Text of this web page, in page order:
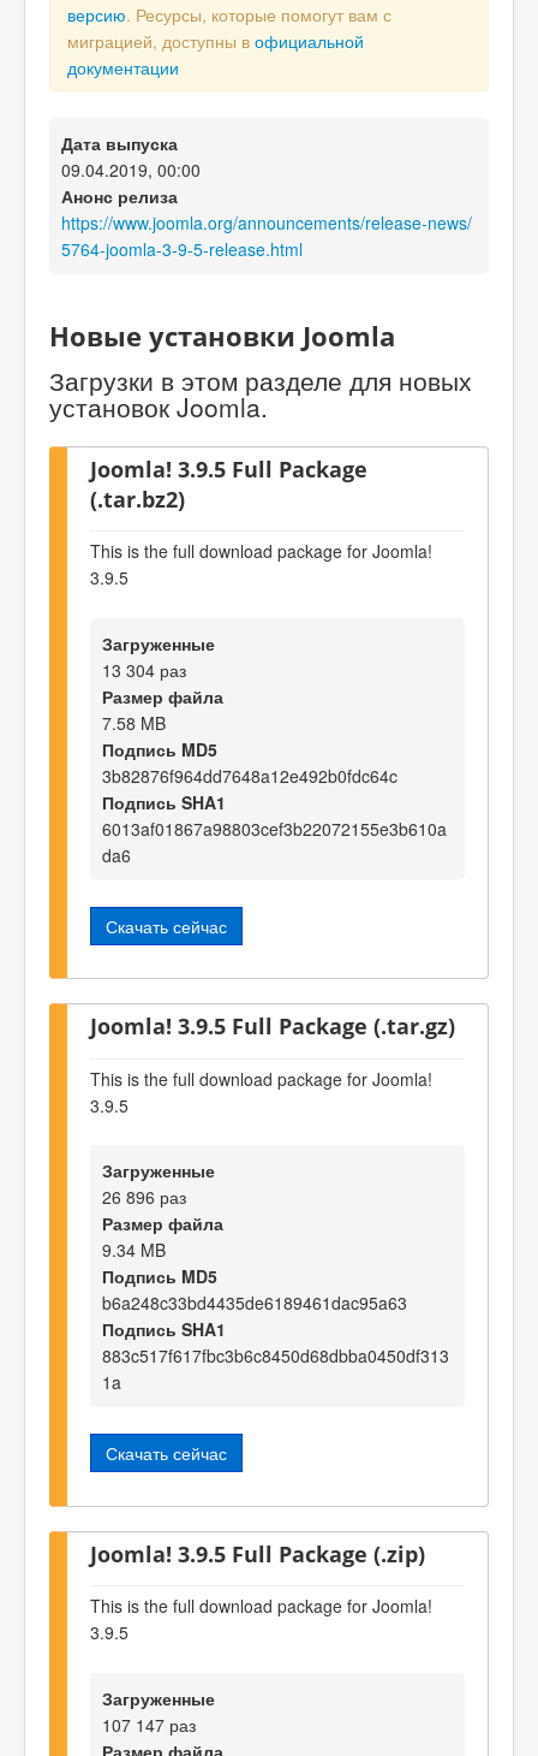
версию. Ресурсы, которые помогут вам с
миграцией, доступны в официальной
документации
Дата выпуска
09.04.2019, 00:00
Анонс релиза
https://www.joomla.org/announcements/release-news/
5764-joomla-3-9-5-release.html
Новые установки Joomla
Загрузки в этом разделе для новых
установок Joomla.
Joomla! 3.9.5 Full Package
(.tar.bz2)
This is the full download package for Joomla!
3.9.5
Загруженные
13 304 раз
Размер файла
7.58 MB
Подпись MD5
3b82876f964dd7648a12e492b0fdc64c
Подпись SHA1
6013af01867a98803cef3b22072155e3b610a
da6
Скачать сейчас
Joomla! 3.9.5 Full Package (.tar.gz)
This is the full download package for Joomla!
3.9.5
Загруженные
26 896 раз
Размер файла
9.34 MB
Подпись MD5
b6a248c33bd4435de6189461dac95a63
Подпись SHA1
883c517f617fbc3b6c8450d68dbba0450df313
1a
Скачать сейчас
Joomla! 3.9.5 Full Package (.zip)
This is the full download package for Joomla!
3.9.5
Загруженные
107 147 раз
Размер файла